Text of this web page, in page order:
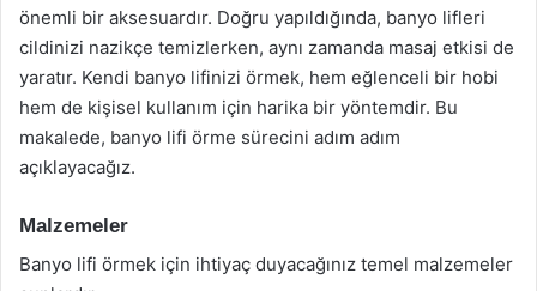
önemli bir aksesuardır. Doğru yapıldığında, banyo lifleri
cildinizi nazikçe temizlerken, aynı zamanda masaj etkisi de
yaratır. Kendi banyo lifinizi örmek, hem eğlenceli bir hobi
hem de kişisel kullanım için harika bir yöntemdir. Bu
makalede, banyo lifi örme sürecini adım adım
açıklayacağız.
Malzemeler
Banyo lifi örmek için ihtiyaç duyacağınız temel malzemeler